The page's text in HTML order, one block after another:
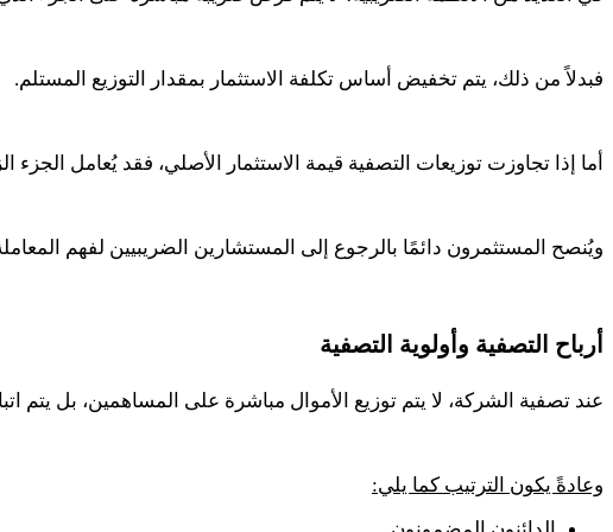
فبدلاً من ذلك، يتم تخفيض أساس تكلفة الاستثمار بمقدار التوزيع المستلم.
أما إذا تجاوزت توزيعات التصفية قيمة الاستثمار الأصلي، فقد يُعامل
ويُنصح المستثمرون دائمًا بالرجوع إلى المستشارين الضريبيين لفهم
أرباح التصفية وأولوية التصفية
عند تصفية الشركة، لا يتم توزيع الأموال مباشرة على المساهمين، بل يتم
وعادةً يكون الترتيب كما يلي: